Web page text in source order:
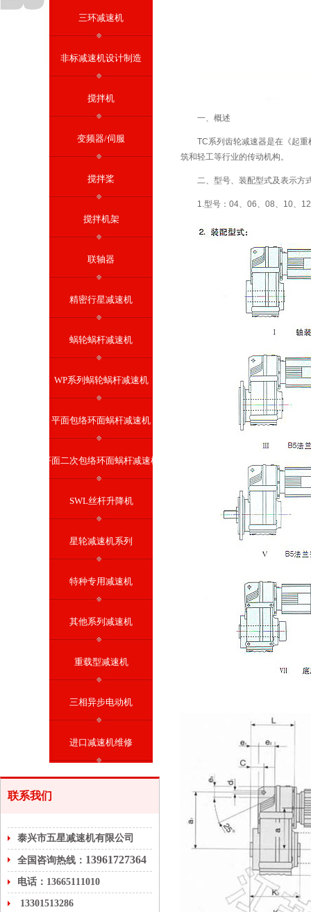
三环减速机
非标减速机设计制造
搅拌机
变频器/伺服
搅拌桨
搅拌机架
联轴器
精密行星减速机
蜗轮蜗杆减速机
WP系列蜗轮蜗杆减速机
平面包络环面蜗杆减速机
平面二次包络环面蜗杆减速机
SWL丝杆升降机
星轮减速机系列
特种专用减速机
其他系列减速机
重载型减速机
三相异步电动机
进口减速机维修
联系我们
泰兴市五星减速机有限公司
全国咨询热线： 13961727364
电话：13665111010
13301513286
一、概述
TC系列齿轮减速器是在《起
筑和轻工等行业的传动机构。
二、型号、装配型式及表示方
1.型号：04、06、08、10、